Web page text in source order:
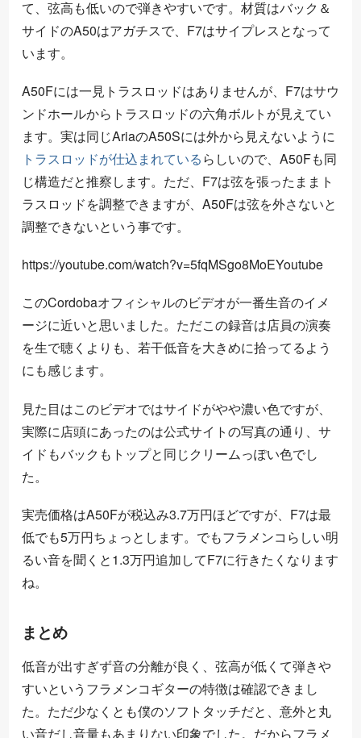
て、弦高も低いので弾きやすいです。材質はバック＆
サイドのA50はアガチスで、F7はサイプレスとなって
います。
A50Fには一見トラスロッドはありませんが、F7はサウ
ンドホールからトラスロッドの六角ボルトが見えてい
ます。実は同じAriaのA50Sには外から見えないように
トラスロッドが仕込まれているらしいので、A50Fも同
じ構造だと推察します。ただ、F7は弦を張ったままト
ラスロッドを調整できますが、A50Fは弦を外さないと
調整できないという事です。
https://youtube.com/watch?v=5fqMSgo8MoEYoutube
このCordobaオフィシャルのビデオが一番生音のイメ
ージに近いと思いました。ただこの録音は店員の演奏
を生で聴くよりも、若干低音を大きめに拾ってるよう
にも感じます。
見た目はこのビデオではサイドがやや濃い色ですが、
実際に店頭にあったのは公式サイトの写真の通り、サ
イドもバックもトップと同じクリームっぽい色でし
た。
実売価格はA50Fが税込み3.7万円ほどですが、F7は最
低でも5万円ちょっとします。でもフラメンコらしい明
るい音を聞くと1.3万円追加してF7に行きたくなります
ね。
まとめ
低音が出すぎず音の分離が良く、弦高が低くて弾きや
すいというフラメンコギターの特徴は確認できまし
た。ただ少なくとも僕のソフトタッチだと、意外と丸
い音だし音量もあまりない印象でした。だからフラメ